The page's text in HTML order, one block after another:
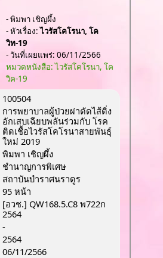
- พิมพา เชิญผึ้ง
- หัวเรื่อง:ไวรัสโคโรนา, โค
วิท-19
- วันที่เผยแพร่: 06/11/2566
หมวดหนังสือ: ไวรัสโคโรนา, โค
วิค-19
100504
การพยาบาลผู้ป่วยผ่าตัดไส้ติ่ง
อักเสบเฉียบพลันร่วมกับ โรค
ติดเชื้อไวรัสโคโรนาสายพันธุ์
ใหม่ 2019
พิมพา เชิญผึ้ง
ชํานาญการพิเศษ
สถาบันบำราศนราดูร
95 หน้า
[อวช.] QW168.5.C8 พ722ก
2564
-
2564
06/11/2566